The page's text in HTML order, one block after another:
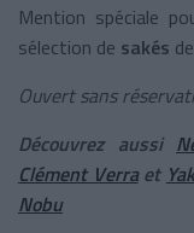
Mention spéciale
sélection de sakés
Ouvert sans
Découvrez aussi
Clément Verraet
Nobu